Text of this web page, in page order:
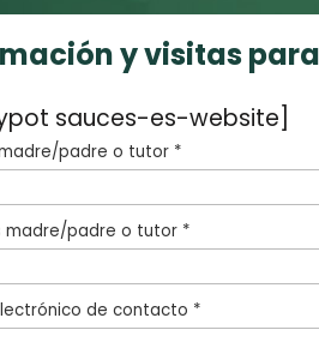
y visitas
sauces-es-website]
padre o tutor *
madre/padre o tutor *
de contacto *